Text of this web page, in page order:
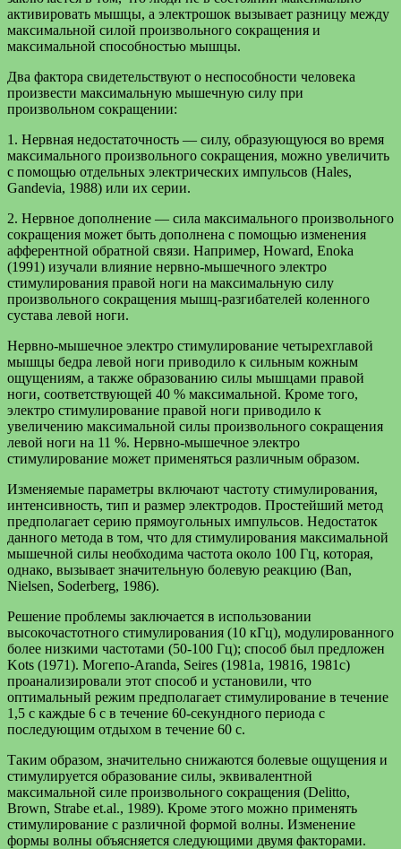
активировать мышцы, а электрошок вызывает разницу между
максимальной силой произвольного сокращения и
максимальной способностью мышцы.
Два фактора свидетельствуют о неспособности человека
произвести максимальную мышечную силу при
произвольном сокращении:
1. Нервная недостаточность — силу, образующуюся во время
максимального произвольного сокращения, можно увеличить
с помощью отдельных электрических импульсов (Hales,
Gandevia, 1988) или их серии.
2. Нервное дополнение — сила максимального произвольного
сокращения может быть дополнена с помощью изменения
афферентной обратной связи. Например, Howard, Enoka
(1991) изучали влияние нервно-мышечного электро
стимулирования правой ноги на максимальную силу
произвольного сокращения мышц-разгибателей коленного
сустава левой ноги.
Нервно-мышечное электро стимулирование четырехглавой
мышцы бедра левой ноги приводило к сильным кожным
ощущениям, а также образованию силы мышцами правой
ноги, соответствующей 40 % максимальной. Кроме того,
электро стимулирование правой ноги приводило к
увеличению максимальной силы произвольного сокращения
левой ноги на 11 %. Нервно-мышечное электро
стимулирование может применяться различным образом.
Изменяемые параметры включают частоту стимулирования,
интенсивность, тип и размер электродов. Простейший метод
предполагает серию прямоугольных импульсов. Недостаток
данного метода в том, что для стимулирования максимальной
мышечной силы необходима частота около 100 Гц, которая,
однако, вызывает значительную болевую реакцию (Ban,
Nielsen, Soderberg, 1986).
Решение проблемы заключается в использовании
высокочастотного стимулирования (10 кГц), модулированного
более низкими частотами (50-100 Гц); способ был предложен
Kots (1971). Могепо-Aranda, Seires (1981a, 19816, 1981с)
проанализировали этот способ и установили, что
оптимальный режим предполагает стимулирование в течение
1,5 с каждые 6 с в течение 60-секундного периода с
последующим отдыхом в течение 60 с.
Таким образом, значительно снижаются болевые ощущения и
стимулируется образование силы, эквивалентной
максимальной силе произвольного сокращения (Delitto,
Brown, Strabe et.al., 1989). Кроме этого можно применять
стимулирование с различной формой волны. Изменение
формы волны объясняется следующими двумя факторами.